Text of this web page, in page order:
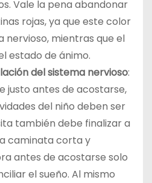
Vale la pena abandonar
rojas, ya que este color
nervioso, mientras que el
estado de ánimo.
del sistema nervioso:
justo antes de acostarse,
del niño deben ser
también debe finalizar a
caminata corta y
antes de acostarse solo
el sueño. Al mismo